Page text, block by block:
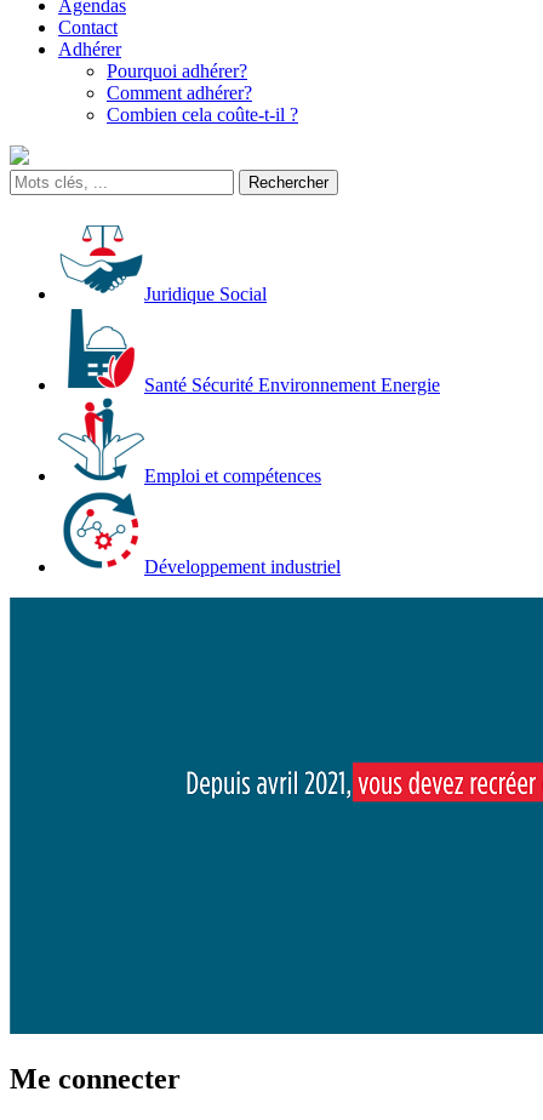
Agendas
Contact
Adhérer
Pourquoi adhérer?
Comment adhérer?
Combien cela coûte-t-il ?
Juridique Social
Santé Sécurité Environnement Energie
Emploi et compétences
Développement industriel
Me connecter